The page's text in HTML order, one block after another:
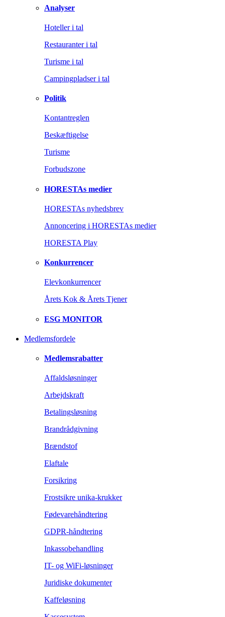
Analyser
Hoteller i tal
Restauranter i tal
Turisme i tal
Campingpladser i tal
Politik
Kontantreglen
Beskæftigelse
Turisme
Forbudszone
HORESTAs medier
HORESTAs nyhedsbrev
Annoncering i HORESTAs medier
HORESTA Play
Konkurrencer
Elevkonkurrencer
Årets Kok & Årets Tjener
ESG MONITOR
Medlemsfordele
Medlemsrabatter
Affaldsløsninger
Arbejdskraft
Betalingsløsning
Brandrådgivning
Brændstof
Elaftale
Forsikring
Frostsikre unika-krukker
Fødevarehåndtering
GDPR-håndtering
Inkassobehandling
IT- og WiFi-løsninger
Juridiske dokumenter
Kaffeløsning